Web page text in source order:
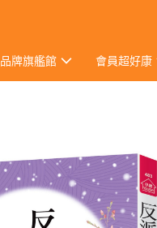
品牌旗艦館 會員超好康